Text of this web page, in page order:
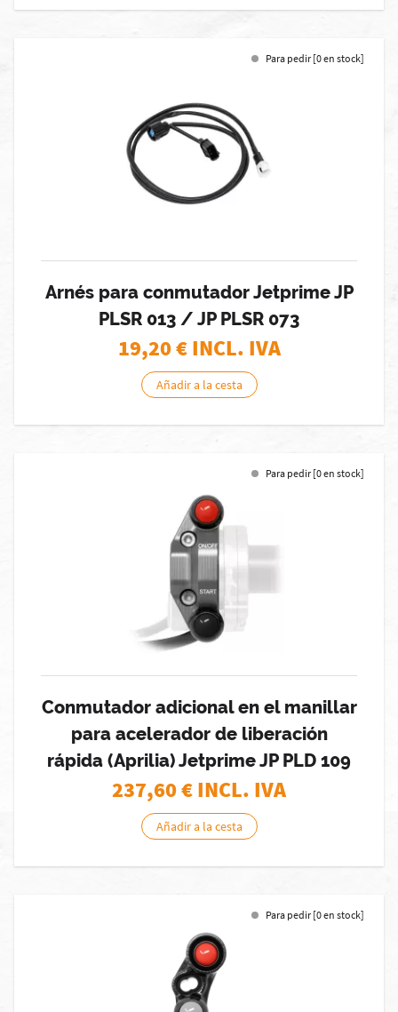
Para pedir [0 en stock]
Arnés para conmutador Jetprime JP
PLSR 013 / JP PLSR 073
19,20€ INCL. IVA
Añadir a la cesta
Para pedir [0 en stock]
Conmutador adicional en el manillar
para acelerador de liberación
rápida (Aprilia) Jetprime JP PLD 109
237,60€ INCL. IVA
Añadir a la cesta
Para pedir [0 en stock]